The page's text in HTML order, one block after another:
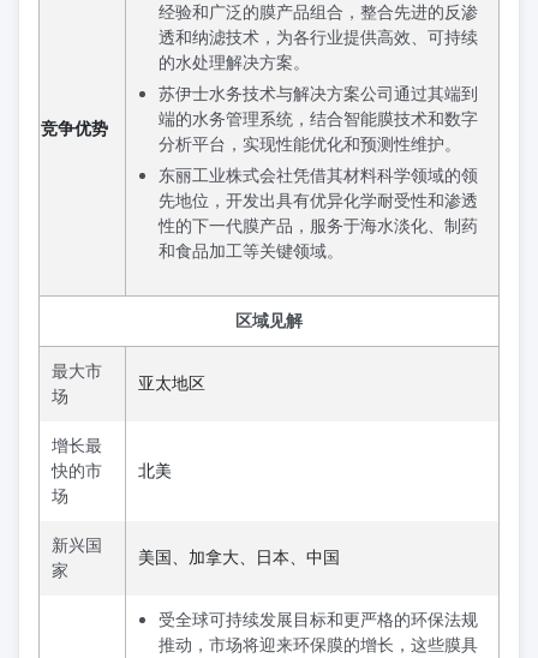
竞争优势
经验和广泛的膜产品组合，整合先进的反渗
透和纳滤技术，为各行业提供高效、可持续
的水处理解决方案。
苏伊士水务技术与解决方案公司通过其端到
端的水务管理系统，结合智能膜技术和数字
分析平台，实现性能优化和预测性维护。
东丽工业株式会社凭借其材料科学领域的领
先地位，开发出具有优异化学耐受性和渗透
性的下一代膜产品，服务于海水淡化、制药
和食品加工等关键领域。
区域见解
最大市
场
亚太地区
增长最
快的市
场
北美
新兴国
家
美国、加拿大、日本、中国
受全球可持续发展目标和更严格的环保法规
推动，市场将迎来环保膜的增长，这些膜具